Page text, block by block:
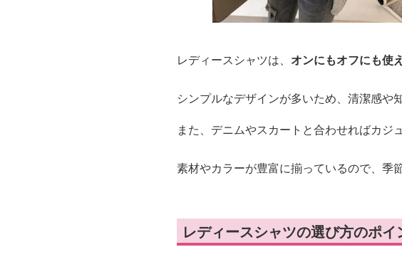
レディースシャツは、 オンにもオフにも使
シンプルなデザインが多いため、清潔感
また、デニムやスカートと合わせればカ
素材やカラーが豊富に揃っているので、季
レディースシャツの選び方のポイ